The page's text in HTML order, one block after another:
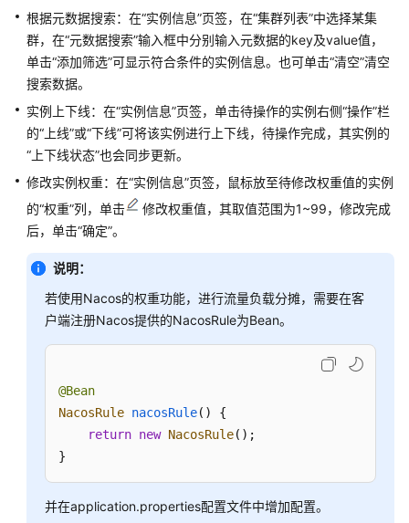
服
务
理
Nacos
引
擎
配
查
看
Nacos
引
擎
控
审
计
服
根据元数据搜索：在“实例信息”页签，在“集群列表”中选择某集
群，在“元数据搜索”输入框中分别输入元数据的key及value值，
单击“添加筛选”可显示符合条件的实例信息。也可单击“清空”清空
搜索数据。
实例上下线：在“实例信息”页签，单击待操作的实例右侧“操作”栏
的“上线”或“下线”可将该实例进行上下线，待操作完成，其实例的
“上下线状态”也会同步更新。
修改实例权重：在“实例信息”页签，鼠标放至待修改权重值的实例
的“权重”列，单击
修改权重值，其取值范围为1~99，修改完成
后，单击“确定”。
说明：
若使用Nacos的权重功能，进行流量负载分摊，需要在客
户端注册Nacos提供的NacosRule为Bean。
@Bean
NacosRule nacosRule( ) {
return new NacosRule();
}
并在application.properties配置文件中增加配置。